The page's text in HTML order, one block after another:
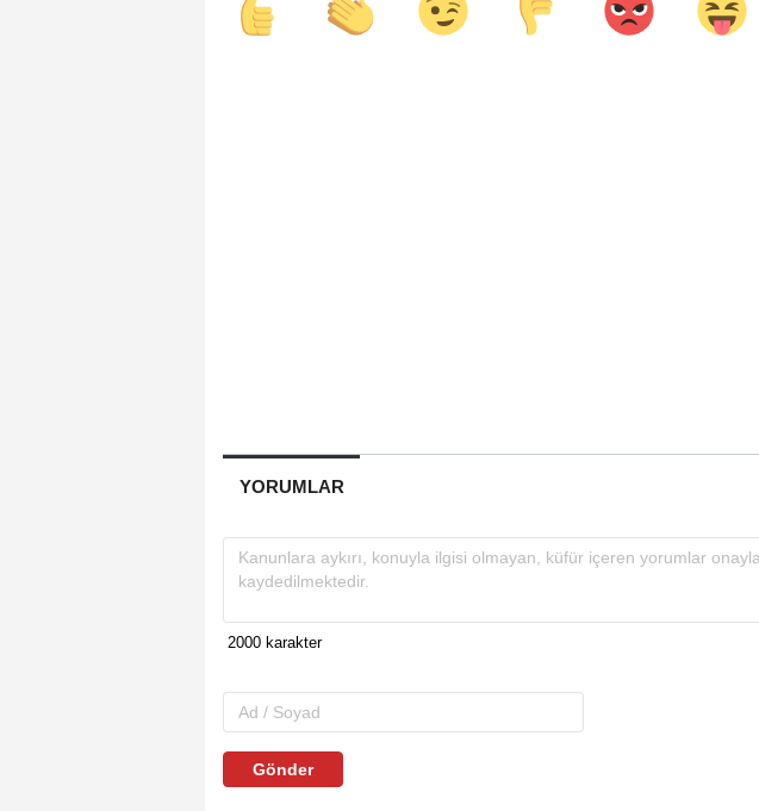
YORUMLAR
Gönder